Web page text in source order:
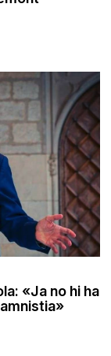
«Ja no hi ha